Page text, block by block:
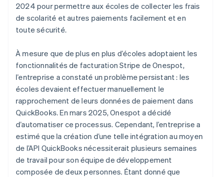
2024 pour permettre aux écoles de collecter les frais
de scolarité et autres paiements facilement et en
toute sécurité.
À mesure que de plus en plus d’écoles adoptaient les
fonctionnalités de facturation Stripe de Onespot,
l’entreprise a constaté un problème persistant : les
écoles devaient effectuer manuellement le
rapprochement de leurs données de paiement dans
QuickBooks. En mars 2025, Onespot a décidé
d’automatiser ce processus. Cependant, l’entreprise a
estimé que la création d’une telle intégration au moyen
de l’API QuickBooks nécessiterait plusieurs semaines
de travail pour son équipe de développement
composée de deux personnes. Étant donné que